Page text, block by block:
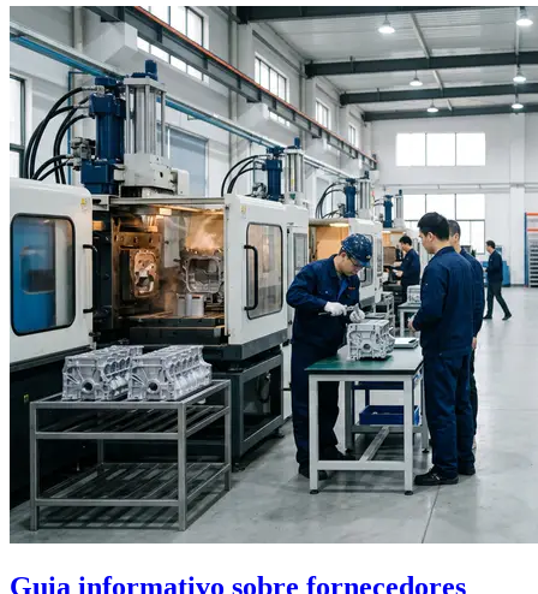
Guia informativo sobre fornecedores